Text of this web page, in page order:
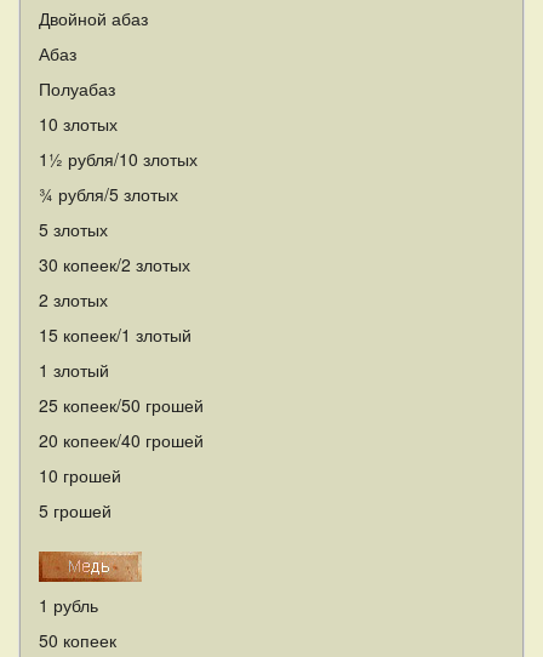
Двойной абаз
Абаз
Полуабаз
10 злотых
1½ рубля/10 злотых
¾ рубля/5 злотых
5 злотых
30 копеек/2 злотых
2 злотых
15 копеек/1 злотый
1 злотый
25 копеек/50 грошей
20 копеек/40 грошей
10 грошей
5 грошей
1 рубль
50 копеек